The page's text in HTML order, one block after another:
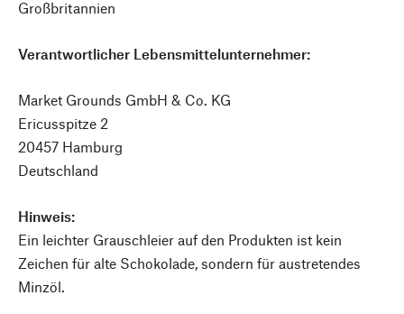
Großbritannien
Verantwortlicher Lebensmittelunternehmer:
Market Grounds GmbH & Co. KG
Ericusspitze 2
20457 Hamburg
Deutschland
Hinweis:
Ein leichter Grauschleier auf den Produkten ist kein
Zeichen für alte Schokolade, sondern für austretendes
Minzöl.